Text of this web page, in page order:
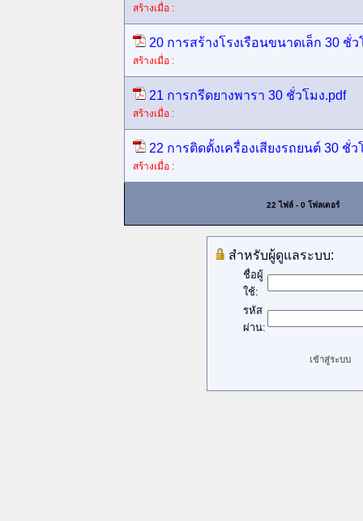
สร้างเมื่อ :
20 การสร้างโรงเรือนขนาดเล็ก 30 ชั่ว
สร้างเมื่อ :
21 การกรีดยางพารา 30 ชั่วโมง.pdf
สร้างเมื่อ :
22 การติดตั้งเครื่องเสียงรถยนต์ 30 ชั่ว
สร้างเมื่อ :
22 ไฟล์ - 0 โฟลเดอร์
สำหรับผู้ดูแลระบบ:
ชื่อผู้
ใช้:
รหัส
ผ่าน: